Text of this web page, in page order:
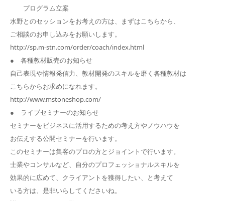
プログラム立案
水野とのセッションをお考えの方は、まずはこちらから、
ご相談のお申し込みをお願いします。
http://sp.m-stn.com/order/coach/index.html
● 各種教材販売のお知らせ
自己表現や情報発信力、教材開発のスキルを磨く各種教材は
こちらからお求めになれます。
http://www.mstoneshop.com/
● ライブセミナーのお知らせ
セミナーをビジネスに活用するための考え方やノウハウを
お伝えする公開セミナーを行います。
このセミナーは集客のプロの方とジョイントで行います。
士業やコンサルなど、自分のプロフェッショナルスキルを
効果的に広めて、クライアントを獲得したい、と考えて
いる方は、是非いらしてくださいね。